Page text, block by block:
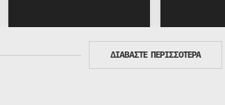
ΔΙΑΒΑΣΤΕ ΠΕΡΙΣΣΟΤΕΡΑ